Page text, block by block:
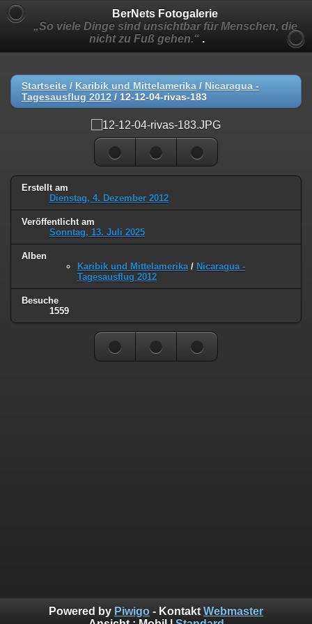
BerNets Fotogalerie
„So viele Dinge sind unsichtbar für Menschen, die
nicht zu Fuß gehen.“ .
Startseite / Karibik und Mittelamerika / Nicaragua -
Tagesausflug 2012 / 12-12-04-rivas-183
Erstellt am
Dienstag, 4. Dezember 2012
Veröffentlicht am
Sonntag, 13. Juli 2025
Alben
Karibik und Mittelamerika / Nicaragua -
Tagesausflug 2012
Besuche
1559
Powered by Piwigo - Kontakt Webmaster